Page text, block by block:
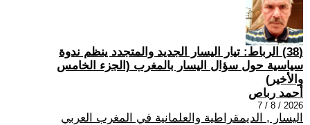
(38) الرباط: تيار اليسار الجديد والمتجدد ينظم ندوة
سياسية حول سؤال اليسار بالمغرب (الجزء الخامس
والأخير)
أحمد رباص
2026 / 8 / 7
اليسار , الديمقراطية والعلمانية في المغرب العربي